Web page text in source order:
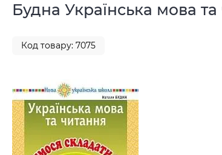
Будна Українська мова
Код товару: 7075